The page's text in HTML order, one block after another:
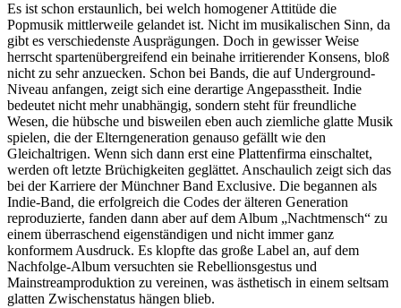
Es ist schon erstaunlich, bei welch homogener Attitüde die
Popmusik mittlerweile gelandet ist. Nicht im musikalischen Sinn, da
gibt es verschiedenste Ausprägungen. Doch in gewisser Weise
herrscht spartenübergreifend ein beinahe irritierender Konsens, bloß
nicht zu sehr anzuecken. Schon bei Bands, die auf Underground-
Niveau anfangen, zeigt sich eine derartige Angepasstheit. Indie
bedeutet nicht mehr unabhängig, sondern steht für freundliche
Wesen, die hübsche und bisweilen eben auch ziemliche glatte Musik
spielen, die der Elterngeneration genauso gefällt wie den
Gleichaltrigen. Wenn sich dann erst eine Plattenfirma einschaltet,
werden oft letzte Brüchigkeiten geglättet. Anschaulich zeigt sich das
bei der Karriere der Münchner Band Exclusive. Die begannen als
Indie-Band, die erfolgreich die Codes der älteren Generation
reproduzierte, fanden dann aber auf dem Album „Nachtmensch“ zu
einem überraschend eigenständigen und nicht immer ganz
konformem Ausdruck. Es klopfte das große Label an, auf dem
Nachfolge-Album versuchten sie Rebellionsgestus und
Mainstreamproduktion zu vereinen, was ästhetisch in einem seltsam
glatten Zwischenstatus hängen blieb.